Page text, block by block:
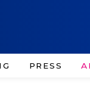
PRESS